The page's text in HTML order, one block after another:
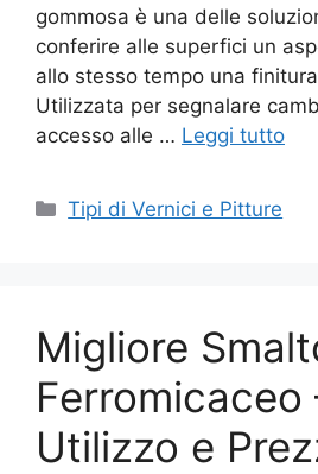
gommosa è una delle
conferire alle superfici un
allo stesso tempo una
Utilizzata per segnalare
accesso alle … Leggi tutto
Categorie
Tipi di Vernici e Pitture
Migliore
Ferromicaceo
Utilizzo e